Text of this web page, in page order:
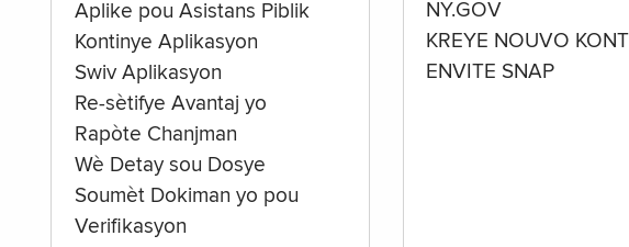
Aplike pou Asistans Piblik
Kontinye Aplikasyon
Swiv Aplikasyon
Re-sètifye Avantaj yo
Rapòte Chanjman
Wè Detay sou Dosye
Soumèt Dokiman yo pou
Verifikasyon
NY.GOV
KREYE NOUVO KONT
ENVITE SNAP